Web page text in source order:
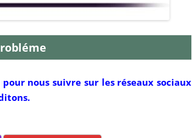
nous suivre sur les réseaux sociaux